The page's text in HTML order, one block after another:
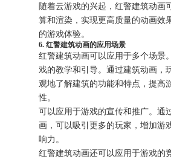
随着云游戏的兴起，红警建筑动画
算和渲染，实现更高质量的动画效
的游戏体验。
6. 红警建筑动画的应用场景
红警建筑动画可以应用于多个场景
戏的教学和引导。通过建筑动画，
观地了解建筑的功能和特点，提高
性。
可以应用于游戏的宣传和推广。通
画，可以吸引更多的玩家，增加游
响力。
红警建筑动画还可以应用于游戏的